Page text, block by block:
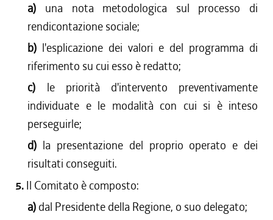
a) una nota metodologica sul processo di
rendicontazione sociale;
b) l'esplicazione dei valori e del programma di
riferimento su cui esso è redatto;
c) le priorità d'intervento preventivamente
individuate e le modalità con cui si è inteso
perseguirle;
d) la presentazione del proprio operato e dei
risultati conseguiti.
5. Il Comitato è composto:
a) dal Presidente della Regione, o suo delegato;